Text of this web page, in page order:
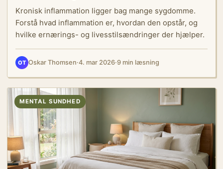
Kronisk inflammation ligger bag mange sygdomme.
Forstå hvad inflammation er, hvordan den opstår, og
hvilke ernærings- og livesstilsændringer der hjælper.
OT Oskar Thomsen·4. mar 2026·9 min læsning
MENTAL SUNDHED